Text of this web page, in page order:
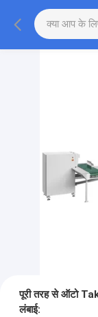
पूरी तरह से ऑटो
लंबाई: